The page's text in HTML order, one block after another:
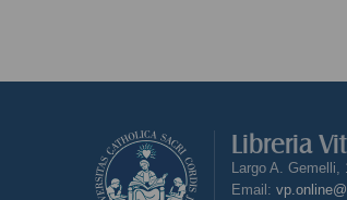
Libreria
Largo A. Gemelli,
Email: